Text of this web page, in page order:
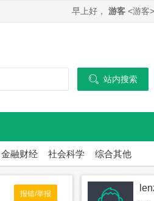
早上好， 游客 <游客
 站内搜索
金融财经 社会科学 综合其他
报错/举报